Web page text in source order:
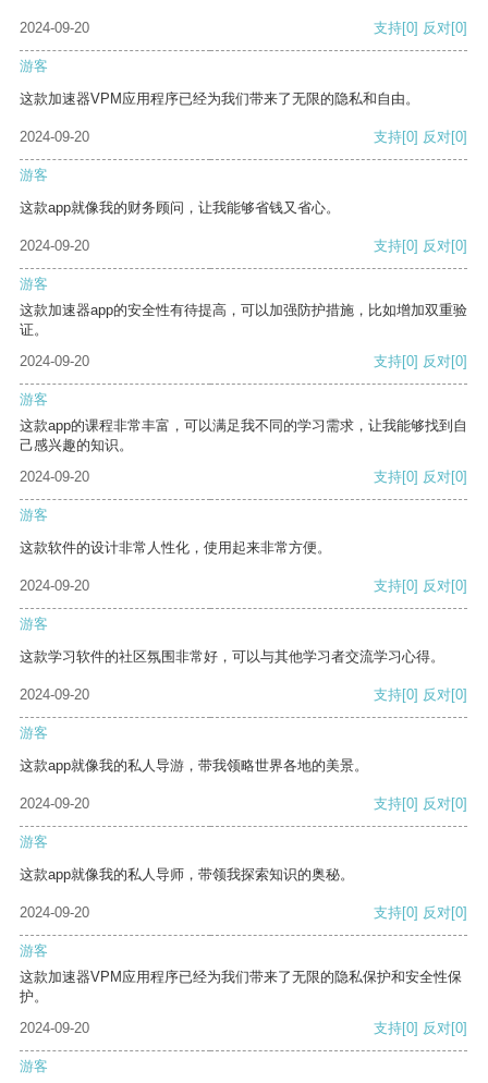
2024-09-20 支持[0] 反对[0]
游客
这款加速器VPM应用程序已经为我们带来了无限的隐私和自由。
2024-09-20 支持[0] 反对[0]
游客
这款app就像我的财务顾问，让我能够省钱又省心。
2024-09-20 支持[0] 反对[0]
游客
这款加速器app的安全性有待提高，可以加强防护措施，比如增加双重验
证。
2024-09-20
支持[0] 反对[0]
游客
这款app的课程非常丰富，可以满足我不同的学习需求，让我能够找到自
己感兴趣的知识。
2024-09-20
支持[0] 反对[0]
游客
这款软件的设计非常人性化，使用起来非常方便。
2024-09-20 支持[0] 反对[0]
游客
这款学习软件的社区氛围非常好，可以与其他学习者交流学习心得。
2024-09-20 支持[0] 反对[0]
游客
这款app就像我的私人导游，带我领略世界各地的美景。
2024-09-20 支持[0] 反对[0]
游客
这款app就像我的私人导师，带领我探索知识的奥秘。
2024-09-20 支持[0] 反对[0]
游客
这款加速器VPM应用程序已经为我们带来了无限的隐私保护和安全性保
护。
2024-09-20
支持[0] 反对[0]
游客